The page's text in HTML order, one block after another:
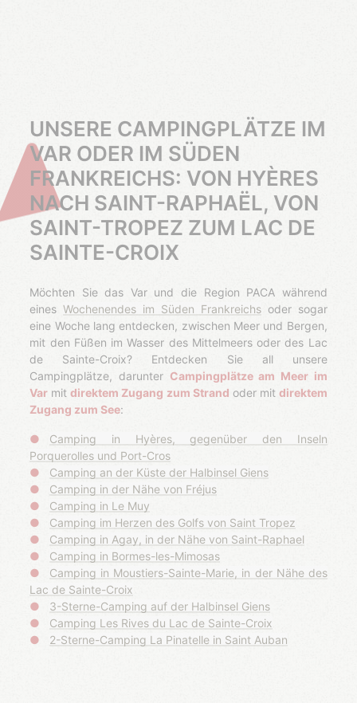
UNSERE CAMPINGPLÄTZE IM
VAR ODER IM SÜDEN
FRANKREICHS: VON HYÈRES
NACH SAINT-RAPHAËL, VON
SAINT-TROPEZ ZUM LAC DE
SAINTE-CROIX
Möchten Sie das Var und die Region PACA während
einesWochenendes im Süden Frankreichsoder sogar
eine Woche lang entdecken, zwischen Meer und Bergen,
mit den Füßen im Wasser des Mittelmeers oder des Lac
de Sainte-Croix? Entdecken Sie all unsere
Campingplätze, darunter Campingplätze am Meer im
Var mitdirektem Zugang zum Strand oder mit direktem
Zugang zum See:
Camping in Hyères, gegenüber den Inseln
Porquerolles und Port-Cros
Camping an der Küste der Halbinsel Giens
Camping in der Nähe von Fréjus
Camping in Le Muy
Camping im Herzen des Golfs von Saint Tropez
Camping in Agay, in der Nähe von Saint-Raphael
Camping in Bormes-les-Mimosas
Camping in Moustiers-Sainte-Marie, in der Nähe des
Lac de Sainte-Croix
3-Sterne-Camping auf der Halbinsel Giens
Camping Les Rives du Lac de Sainte-Croix
2-Sterne-Camping La Pinatelle in Saint Auban